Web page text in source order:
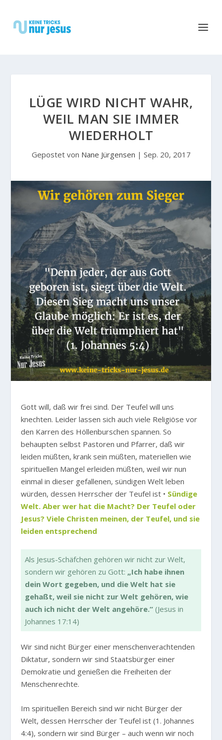
LÜGE WIRD NICHT WAHR,
WEIL MAN SIE IMMER
WIEDERHOLT
Gepostet von Nane Jürgensen | Sep. 20, 2017
Gott will, daß wir frei sind. Der Teufel will uns
knechten. Leider lassen sich auch viele Religiöse vor
den Karren des Höllenburschen spannen. So
behaupten selbst Pastoren und Pfarrer, daß wir
leiden müßten, krank sein müßten, materiellen wie
spirituellen Mangel erleiden müßten, weil wir nun
einmal in dieser gefallenen, sündigen Welt leben
würden, dessen Herrscher der Teufel ist • Sündige
Welt. Aber wer hat die Macht? Der Teufel oder
Jesus? Viele Christen meinen, der Teufel, und sie
leiden entsprechend
Als Jesus-Schäfchen gehören wir nicht zur Welt,
sondern wir gehören zu Gott: „Ich habe ihnen
dein Wort gegeben, und die Welt hat sie
gehaßt, weil sie nicht zur Welt gehören, wie
auch ich nicht der Welt angehöre.“(Jesus in
Johannes 17:14)
Wir sind nicht Bürger einer menschenverachtenden
Diktatur, sondern wir sind Staatsbürger einer
Demokratie und genießen die Freiheiten der
Menschenrechte.
Im spirituellen Bereich sind wir nicht Bürger der
Welt, dessen Herrscher der Teufel ist (1. Johannes
4:4), sondern wir sind Bürger – auch wenn wir noch